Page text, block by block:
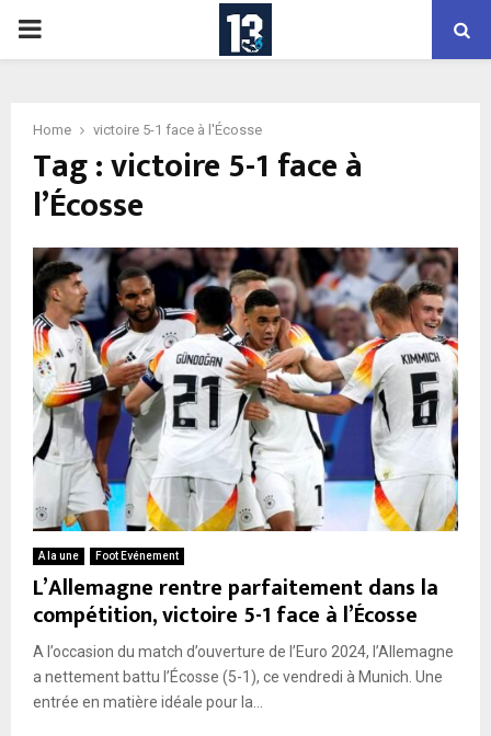
PRIMARY
Home victoire 5-1 face à l'Écosse
Tag : victoire 5-1 face à
l’Écosse
A la une Foot Evénement
L’Allemagne rentre parfaitement dans la
compétition, victoire 5-1 face à l’Écosse
A l’occasion du match d’ouverture de l’Euro 2024, l’Allemagne
a nettement battu l’Écosse (5-1), ce vendredi à Munich. Une
entrée en matière idéale pour la...